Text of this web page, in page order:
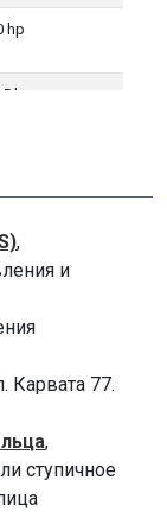
hp
hp
hp
,
и
Карвата 77.
,
ступичное